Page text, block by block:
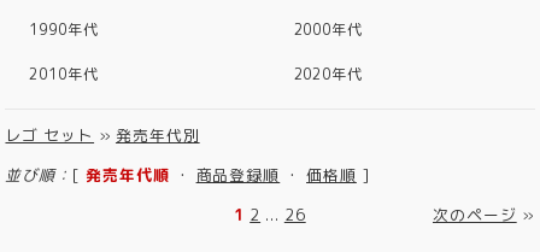
1990年代 2000年代
2010年代 2020年代
レゴ セット » 発売年代別
並び順： [発売年代順 ・ 商品登録順 ・価格順 ]
1 2 ... 26 次のページ »